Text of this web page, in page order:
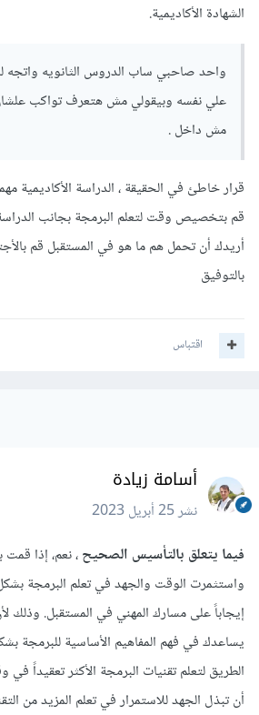
الشهادة الأكاديمية.
واحد صاحبي ساب الدروس الثانويه واتجه
علي نفسه وبيقولي مش هتعرف تواكب
مش داخل .
قرار خاطئ في الحقيقة ، الدراسة الأكاديمية
قم بتخصيص وقت لتعلم البرمجة بجانب الدراسة
أريدك أن تحمل هم ما هو في المستقبل قم
بالتوفيق
اقتباس
أسامة زيادة
نشر25 أبريل 2023
فيما يتعلق بالتأسيس الصحيح، نعم، إذا
واستثمرت الوقت والجهد في تعلم البرمجة
إيجاباً على مسارك المهني في المستقبل. وذلك
يساعدك في فهم المفاهيم الأساسية للبرمجة
الطريق لتعلم تقنيات البرمجة الأكثر تعقيداً
أن تبذل الجهد للاستمرار في تعلم المزيد من